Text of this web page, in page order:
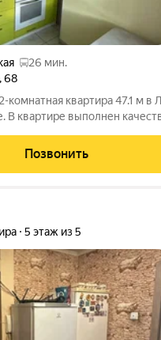
26 мин.
,68
комнaтная квартира 47.1 м в
В квартире выполнен
и жить. Квартира не
Позвонить
5 этаж из 5